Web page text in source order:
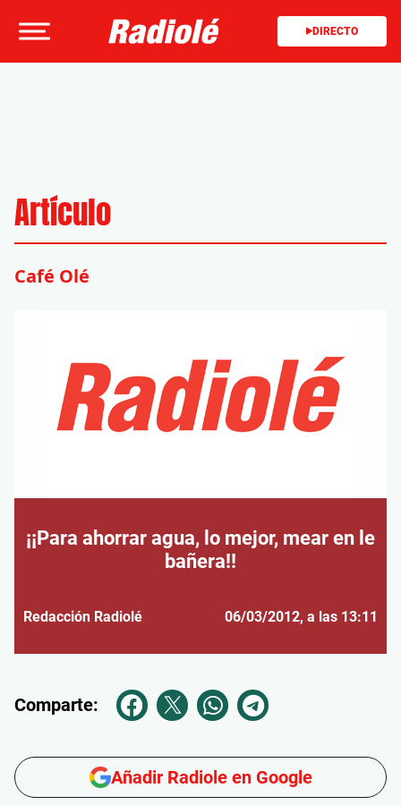
DIRECTO
Artículo
Café Olé
¡¡Para ahorrar agua, lo mejor, mear en le
bañera!!
Redacción Radiolé 06/03/2012, a las 13:11
Comparte:
Añadir Radiole en Google